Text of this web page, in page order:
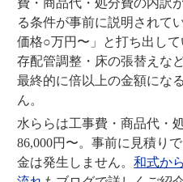
費・商品代・処分費の内訳
る条件が事前に説明されて
価格○万円〜」と打ち出し
存配管調整・床の張替えな
最終的に倍以上の金額にな
ん。
水ららは工事費・商品代・
86,000円〜。事前に見積り
金は発生しません。和式か